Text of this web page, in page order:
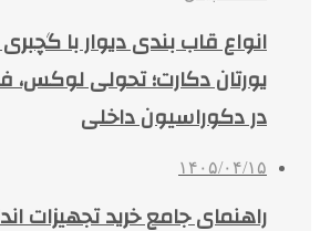
انواع قاب بندی دیوار با
یورتان دکارت؛ تحولی لوکس،
در دکوراسیون داخلی
۱۴۰۵/۰۴/۱۵
راهنمای جامع خرید تجهیزات